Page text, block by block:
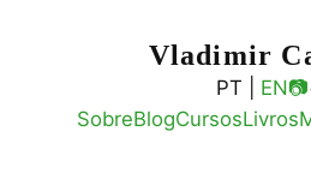
Vladimir
PT | EN📷
SobreBlogCursosLivros